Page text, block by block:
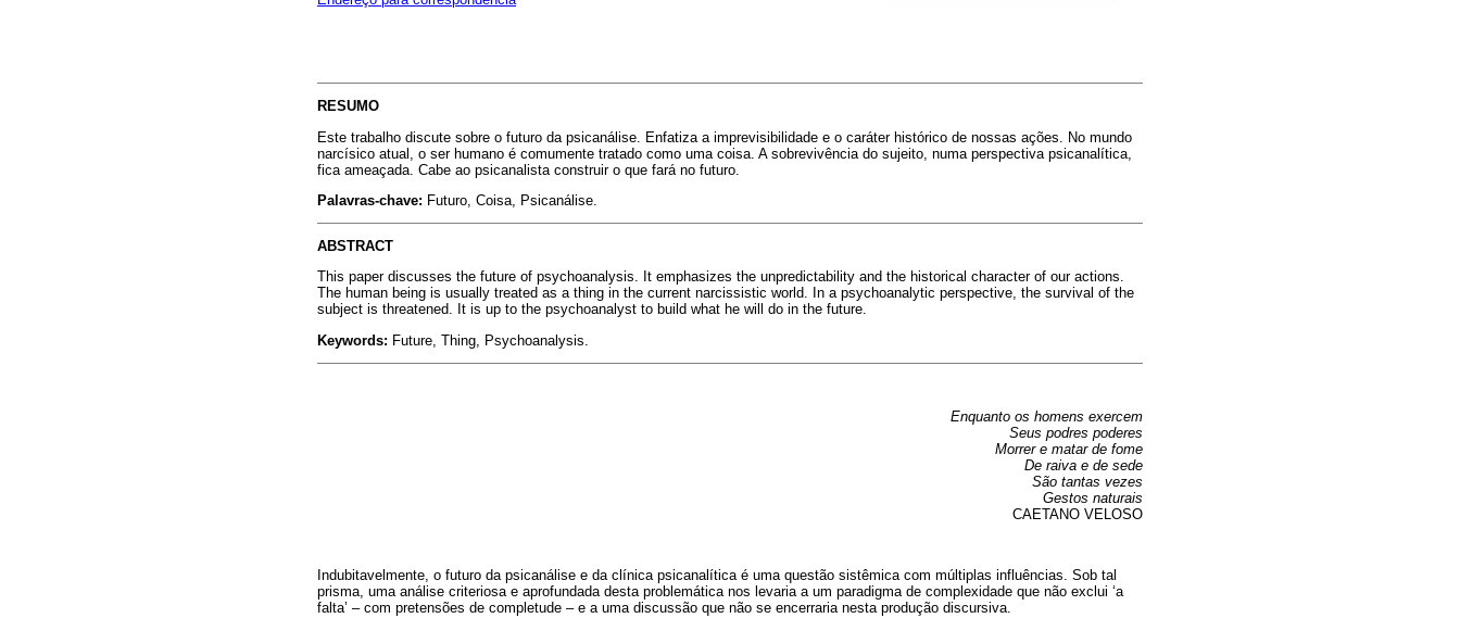
RESUMO
Este trabalho discute sobre o futuro da psicanálise. Enfatiza a imprevisibilidade e o caráter histórico de nossas ações. No mundo
narcísico atual, o ser humano é comumente tratado como uma coisa. A sobrevivência do sujeito, numa perspectiva psicanalítica,
fica ameaçada. Cabe ao psicanalista construir o que fará no futuro.
Palavras-chave: Futuro, Coisa, Psicanálise.
ABSTRACT
This paper discusses the future of psychoanalysis. It emphasizes the unpredictability and the historical character of our actions.
The human being is usually treated as a thing in the current narcissistic world. In a psychoanalytic perspective, the survival of the
subject is threatened. It is up to the psychoanalyst to build what he will do in the future.
Keywords: Future, Thing, Psychoanalysis.
Enquanto os homens exercem
Seus podres poderes
Morrer e matar de fome
De raiva e de sede
São tantas vezes
Gestos naturais
CAETANO VELOSO
Indubitavelmente, o futuro da psicanálise e da clínica psicanalítica é uma questão sistêmica com múltiplas influências. Sob tal
prisma, uma análise criteriosa e aprofundada desta problemática nos levaria a um paradigma de complexidade que não exclui ‘a
falta’ – com pretensões de completude – e a uma discussão que não se encerraria nesta produção discursiva.